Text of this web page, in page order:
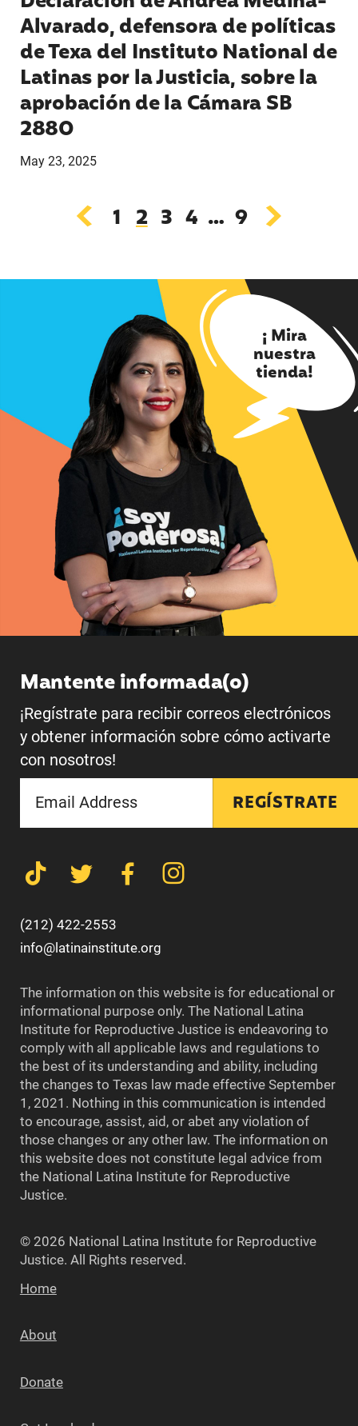
Alvarado, defensora de políticas
de Texa del Instituto National de
Latinas por la Justicia, sobre la
aprobación de la Cámara SB
2880
May 23, 2025
1 2 3 4 … 9
¡ Mira
nuestra
tienda!
Mantente informada(o)
¡Regístrate para recibir correos electrónicos
y obtener información sobre cómo activarte
con nosotros!
REGÍSTRATE
(212) 422-2553
info@latinainstitute.org
The information on this website is for educational or
informational purpose only. The National Latina
Institute for Reproductive Justice is endeavoring to
comply with all applicable laws and regulations to
the best of its understanding and ability, including
the changes to Texas law made effective September
1, 2021. Nothing in this communication is intended
to encourage, assist, aid, or abet any violation of
those changes or any other law. The information on
this website does not constitute legal advice from
the National Latina Institute for Reproductive
Justice.
© 2026 National Latina Institute for Reproductive
Justice. All Rights reserved.
Home
About
Donate